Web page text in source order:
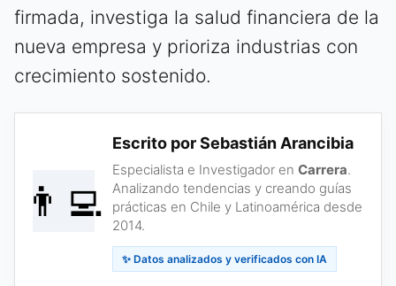
firmada, investiga la salud financiera de la
nueva empresa y prioriza industrias con
crecimiento sostenido.
👨‍💻
Escrito por Sebastián Arancibia
Especialista e Investigador en Carrera.
Analizando tendencias y creando guías
prácticas en Chile y Latinoamérica desde
2014.
✨ Datos analizados y verificados con IA